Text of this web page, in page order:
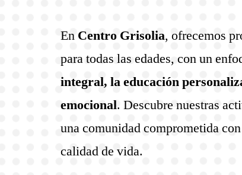
En Centro Grisolia, ofrecemos
para todas las edades, con un
integral, la educación
emocional. Descubre nuestras
una comunidad comprometida
calidad de vida.